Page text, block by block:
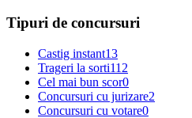
Tipuri de concursuri
Castig instant13
Trageri la sorti112
Cel mai bun scor0
Concursuri cu jurizare2
Concursuri cu votare0